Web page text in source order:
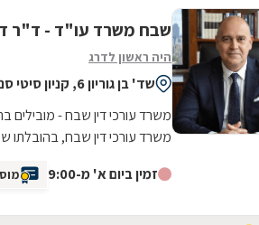
שבח משרד עו"ד - ד"ר
היה ראשון לדרג
שד' בן גוריון 6, קניון סיטי סנטר חיפה
משרד עורכי דין שבח - מובילים
משרד עורכי דין שבח, בהובלתו
זמין ביום א' מ-9:00